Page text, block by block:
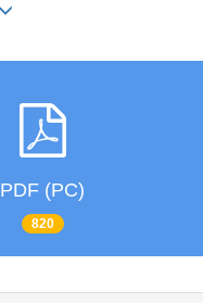
PDF (PC)
820